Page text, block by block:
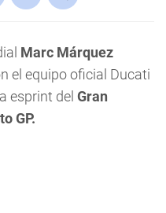
Marc Márquez
el equipo oficial Ducati
esprint del Gran
GP.